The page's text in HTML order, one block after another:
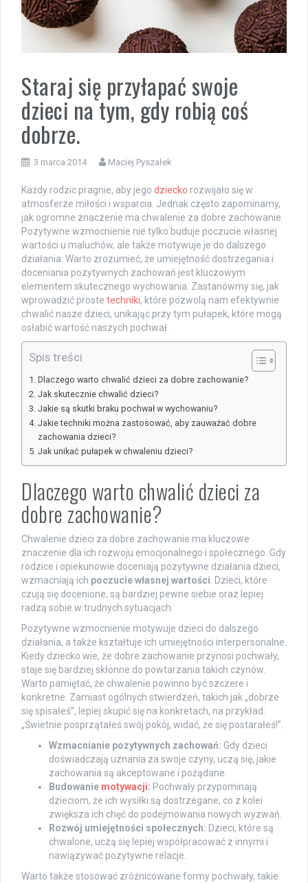
Staraj się przyłapać swoje
dzieci na tym, gdy robią coś
dobrze.
3 marca 2014 Maciej Pyszałek
Każdy rodzic pragnie, aby jego dziecko rozwijało się w
atmosferze miłości i wsparcia. Jednak często zapominamy,
jak ogromne znaczenie ma chwalenie za dobre zachowanie.
Pozytywne wzmocnienie nie tylko buduje poczucie własnej
wartości u maluchów, ale także motywuje je do dalszego
działania. Warto zrozumieć, że umiejętność dostrzegania i
doceniania pozytywnych zachowań jest kluczowym
elementem skutecznego wychowania. Zastanówmy się, jak
wprowadzić proste techniki, które pozwolą nam efektywnie
chwalić nasze dzieci, unikając przy tym pułapek, które mogą
osłabić wartość naszych pochwał.
Spis treści
Dlaczego warto chwalić dzieci za dobre zachowanie?
Jak skutecznie chwalić dzieci?
Jakie są skutki braku pochwał w wychowaniu?
Jakie techniki można zastosować, aby zauważać dobre
zachowania dzieci?
Jak unikać pułapek w chwaleniu dzieci?
Dlaczego warto chwalić dzieci za
dobre zachowanie?
Chwalenie dzieci za dobre zachowanie ma kluczowe
znaczenie dla ich rozwoju emocjonalnego i społecznego. Gdy
rodzice i opiekunowie doceniają pozytywne działania dzieci,
wzmacniają ich poczucie własnej wartości . Dzieci, które
czują się docenione, są bardziej pewne siebie oraz lepiej
radzą sobie w trudnych sytuacjach.
Pozytywne wzmocnienie motywuje dzieci do dalszego
działania, a także kształtuje ich umiejętności interpersonalne.
Kiedy dziecko wie, że dobre zachowanie przynosi pochwały,
staje się bardziej skłonne do powtarzania takich czynów.
Warto pamiętać, że chwalenie powinno być szczere i
konkretne. Zamiast ogólnych stwierdzeń, takich jak „dobrze
się spisałeś”, lepiej skupić się na konkretach, na przykład:
„Świetnie posprzątałeś swój pokój, widać, że się postarałeś!”.
Wzmacnianie pozytywnych zachowań: Gdy dzieci
doświadczają uznania za swoje czyny, uczą się, jakie
zachowania są akceptowane i pożądane.
Budowanie motywacji: Pochwały przypominają
dzieciom, że ich wysiłki są dostrzegane, co z kolei
zwiększa ich chęć do podejmowania nowych wyzwań.
Rozwój umiejętności społecznych: Dzieci, które są
chwalone, uczą się lepiej współpracować z innymi i
nawiązywać pozytywne relacje.
Warto także stosować zróżnicowane formy pochwały, takie